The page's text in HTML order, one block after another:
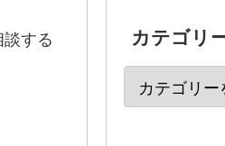
する
カテゴリ